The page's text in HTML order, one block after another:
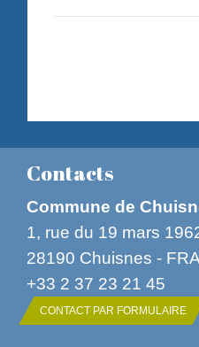
Contacts
Commune de
1, rue du 19 mars
28190 Chuisnes -
+33 2 37 23 21 45
CONTACT PAR FORMULAIRE